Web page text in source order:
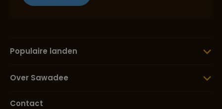
Populaire landen
Over Sawadee
Contact